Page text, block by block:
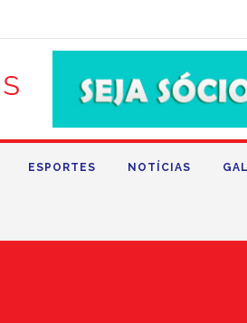
ESPORTES NOTÍCIAS